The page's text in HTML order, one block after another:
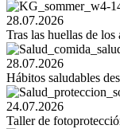
28.07.2026
Tras las huellas de
28.07.2026
Hábitos saludables
24.07.2026
Taller de